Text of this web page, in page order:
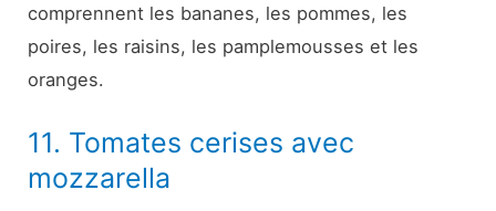
comprennent les bananes, les pommes, les
poires, les raisins, les pamplemousses et les
oranges.
11. Tomates cerises avec
mozzarella